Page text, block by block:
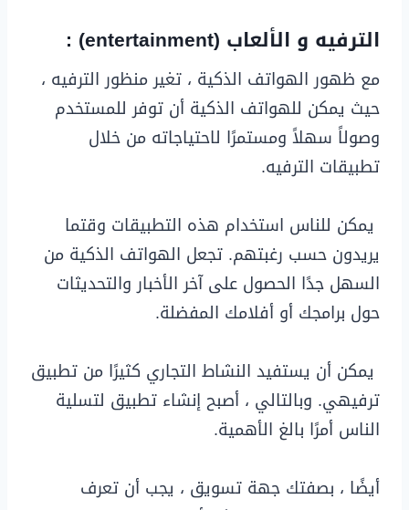
الترفيه و الألعاب (entertainment) :
مع ظهور الهواتف الذكية ، تغير منظور الترفيه ،
حيث يمكن للهواتف الذكية أن توفر للمستخدم
وصولاً سهلاً ومستمرًا لاحتياجاته من خلال
تطبيقات الترفيه.
يمكن للناس استخدام هذه التطبيقات وقتما
يريدون حسب رغبتهم. تجعل الهواتف الذكية من
السهل جدًا الحصول على آخر الأخبار والتحديثات
حول برامجك أو أفلامك المفضلة.
يمكن أن يستفيد النشاط التجاري كثيرًا من تطبيق
ترفيهي. وبالتالي ، أصبح إنشاء تطبيق لتسلية
الناس أمرًا بالغ الأهمية.
أيضًا ، بصفتك جهة تسويق ، يجب أن تعرف